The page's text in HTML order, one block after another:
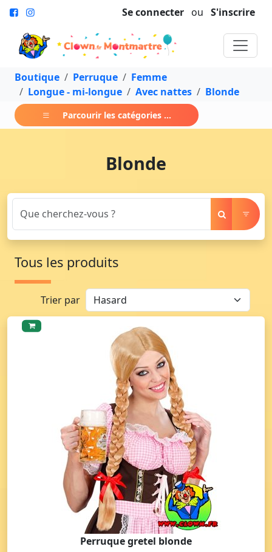
Se connecter ou S'inscrire
Boutique Perruque
Femme
Longue - mi-longue
Avec nattes Blonde
Parcourir les catégories ...
Blonde
Tous les produits
Trier par
Perruque gretel blonde